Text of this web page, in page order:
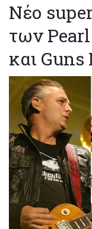
Νέο
των
και Guns